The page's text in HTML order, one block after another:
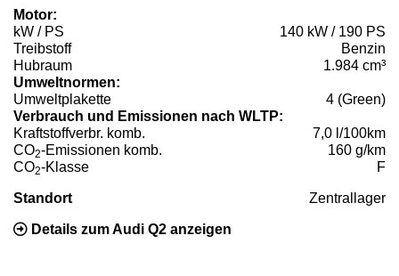
Motor:
kW / PS
140 kW / 190 PS
Treibstoff
Benzin
Hubraum
1.984 cm³
Umweltnormen:
Umweltplakette
4 (Green)
Verbrauch und Emissionen nach WLTP:
Kraftstoffverbr. komb.
7,0 l/100km
CO2-Emissionen komb.
160 g/km
CO2-Klasse F
Standort Zentrallager
Details zum Audi Q2 anzeigen